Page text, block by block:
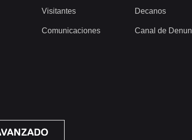
Visitantes
Comunicaciones
Decanos
Canal de